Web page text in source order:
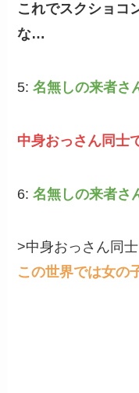
これでスクショコ
な…
5:名無しの来者さ
中身おっさん同士
6:名無しの来者さ
>中身おっさん同
この世界では女の